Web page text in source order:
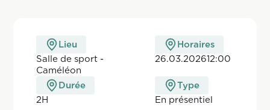
Lieu
Salle de sport -
Caméléon
Horaires
26.03.202612:00
Durée
2H
Type
En